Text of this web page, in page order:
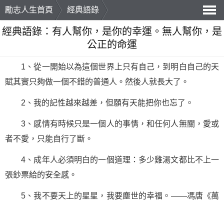
勵志人生首頁
經典語錄
導
經典語錄：有人幫你，是你的幸運。無人幫你，是
公正的命運
1、從一開始以為這個世界上只有自己，到明白自己的天
賦其實只夠做一個不錯的普通人。然後人就長大了。
2、我的記性越來越差，但願有天能把你也忘了。
3、感情有時候只是一個人的事情，和任何人無關，愛或
者不愛，只能自行了斷。
4、成年人必須明白的一個道理：多少雞湯文都比不上一
張鈔票給的安全感。
5、我不要天上的星星，我要塵世的幸福。——馮唐《萬